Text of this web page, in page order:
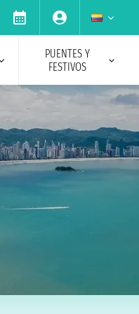
PUENTES Y
FESTIVOS